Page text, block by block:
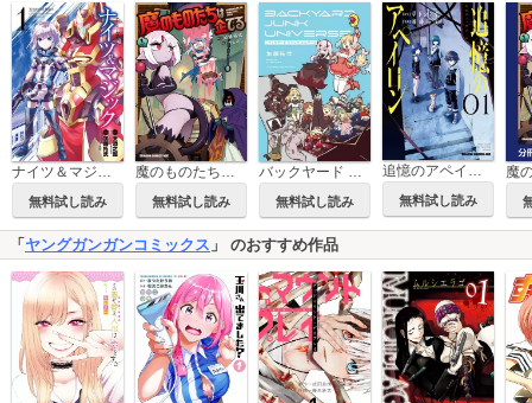
ナイツ＆マジック
無料試し読み
魔のものたちは企てる
無料試し読み
バックヤード ジャンク ユニバース
無料試し読み
追憶のアペイロン
無料試し読み
「 ヤングガンガンコミックス 」 のおすすめ作品